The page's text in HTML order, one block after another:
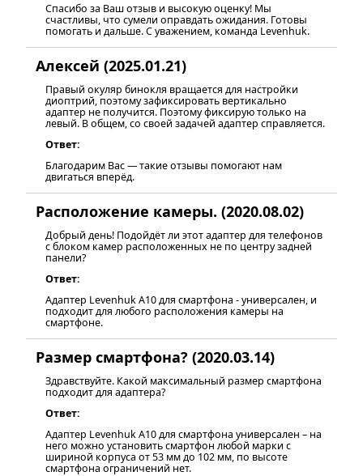
Спасибо за Ваш отзыв и высокую оценку! Мы
счастливы, что сумели оправдать ожидания. Готовы
помогать и дальше. С уважением, команда Levenhuk.
Алексей (2025.01.21)
Правый окуляр бинокля вращается для настройки
диоптрий, поэтому зафиксировать вертикально
адаптер не получится. Поэтому фиксирую только на
левый. В общем, со своей задачей адаптер справляется.
Ответ:
Благодарим Вас — такие отзывы помогают нам
двигаться вперёд.
Расположение камеры. (2020.08.02)
Добрый день! Подойдёт ли этот адаптер для телефонов
с блоком камер расположенных не по центру задней
панели?
Ответ:
Адаптер Levenhuk A10 для смартфона - универсален, и
подходит для любого расположения камеры на
смартфоне.
Размер смартфона? (2020.03.14)
Здравствуйте. Какой максимальный размер смартфона
подходит для адаптера?
Ответ:
Адаптер Levenhuk A10 для смартфона универсален – на
него можно установить смартфон любой марки с
шириной корпуса от 53 мм до 102 мм, по высоте
смартфона ограничений нет.